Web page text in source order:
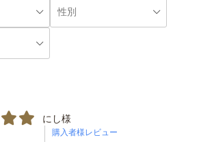
にし様